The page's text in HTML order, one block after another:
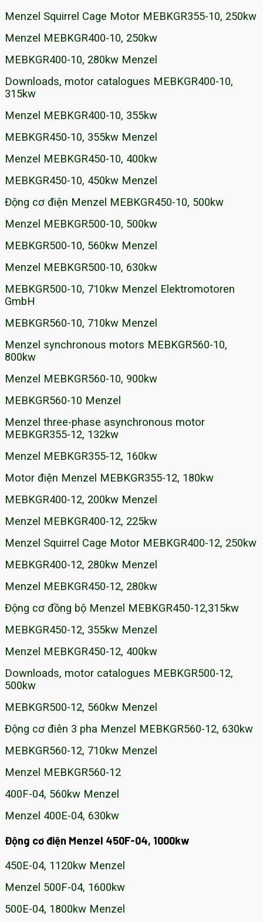
Menzel Squirrel Cage Motor MEBKGR355-10, 250kw
Menzel MEBKGR400-10, 250kw
MEBKGR400-10, 280kw Menzel
Downloads, motor catalogues MEBKGR400-10,
315kw
Menzel MEBKGR400-10, 355kw
MEBKGR450-10, 355kw Menzel
Menzel MEBKGR450-10, 400kw
MEBKGR450-10, 450kw Menzel
Động cơ điện Menzel MEBKGR450-10, 500kw
Menzel MEBKGR500-10, 500kw
MEBKGR500-10, 560kw Menzel
Menzel MEBKGR500-10, 630kw
MEBKGR500-10, 710kw Menzel Elektromotoren
GmbH
MEBKGR560-10, 710kw Menzel
Menzel synchronous motors MEBKGR560-10,
800kw
Menzel MEBKGR560-10, 900kw
MEBKGR560-10 Menzel
Menzel three-phase asynchronous motor
MEBKGR355-12, 132kw
Menzel MEBKGR355-12, 160kw
Motor điện Menzel MEBKGR355-12, 180kw
MEBKGR400-12, 200kw Menzel
Menzel MEBKGR400-12, 225kw
Menzel Squirrel Cage Motor MEBKGR400-12, 250kw
MEBKGR400-12, 280kw Menzel
Menzel MEBKGR450-12, 280kw
Động cơ đồng bộ Menzel MEBKGR450-12,315kw
MEBKGR450-12, 355kw Menzel
Menzel MEBKGR450-12, 400kw
Downloads, motor catalogues MEBKGR500-12,
500kw
MEBKGR500-12, 560kw Menzel
Động cơ điên 3 pha Menzel MEBKGR560-12, 630kw
MEBKGR560-12, 710kw Menzel
Menzel MEBKGR560-12
400F-04, 560kw Menzel
Menzel 400E-04, 630kw
Động cơ điện Menzel 450F-04, 1000kw
450E-04, 1120kw Menzel
Menzel 500F-04, 1600kw
500E-04, 1800kw Menzel